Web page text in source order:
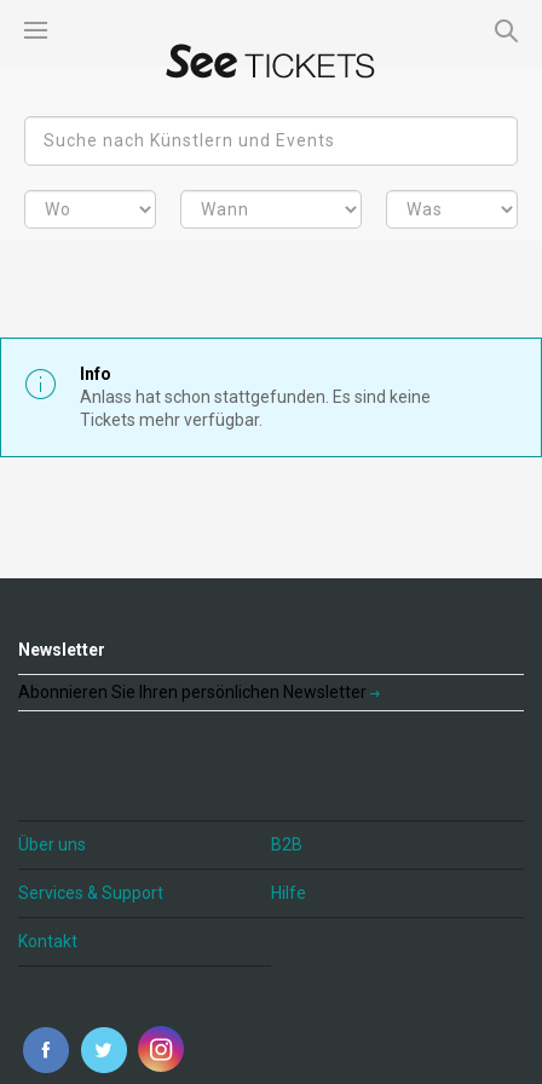
Info
Anlass hat schon stattgefunden. Es sind keine
Tickets mehr verfügbar.
Newsletter
Abonnieren Sie Ihren persönlichen Newsletter
Über uns B2B
Services & Support Hilfe
Kontakt